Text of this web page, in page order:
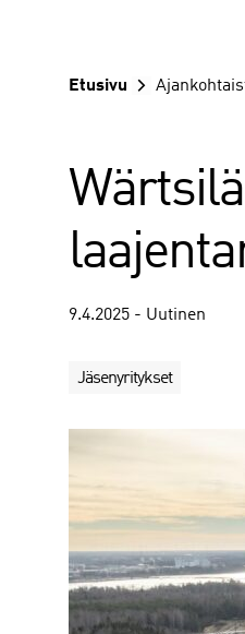
Etusivu
9.4.2025 - Uutinen
Jäsenyritykset